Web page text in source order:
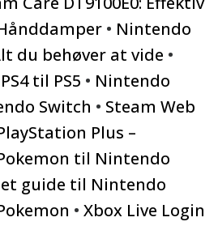
• Nintendo
du behøver at vide •
til PS5 • Nintendo
Switch • Steam Web
Plus –
til Nintendo
guide til Nintendo
• Xbox Live Login